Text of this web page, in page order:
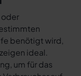
oder
benötigt wird,
ideal.
um für das